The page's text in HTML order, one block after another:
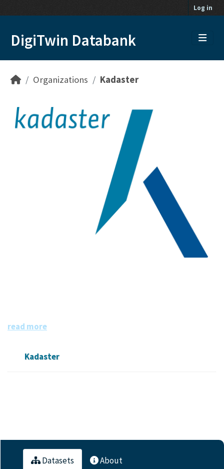
Log in
DigiTwin Databank
Organizations Kadaster
read more
Kadaster
Datasets About